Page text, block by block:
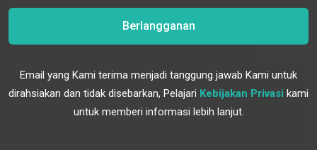
Berlangganan
Email yang Kami terima menjadi tanggung jawab Kami untuk
dirahsiakan dan tidak disebarkan, Pelajari Kebijakan Privasi kami
untuk memberi informasi lebih lanjut.